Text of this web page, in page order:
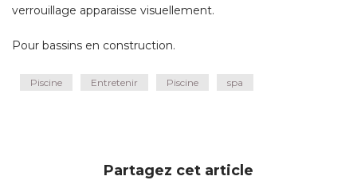
verrouillage apparaisse visuellement.
Pour bassins en construction.
Piscine Entretenir Piscine spa
Partagez cet article